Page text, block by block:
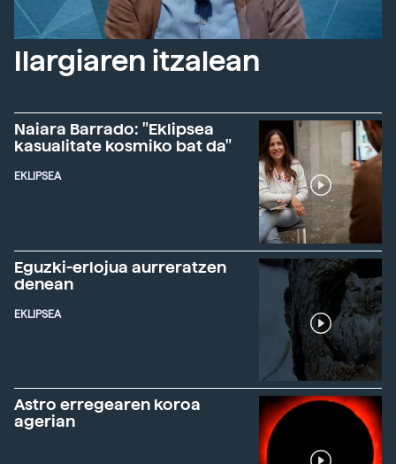
Ilargiaren itzalean
Naiara Barrado: "Eklipsea
kasualitate kosmiko bat da"
EKLIPSEA
Eguzki-erlojua aurreratzen
denean
EKLIPSEA
Astro erregearen koroa
agerian